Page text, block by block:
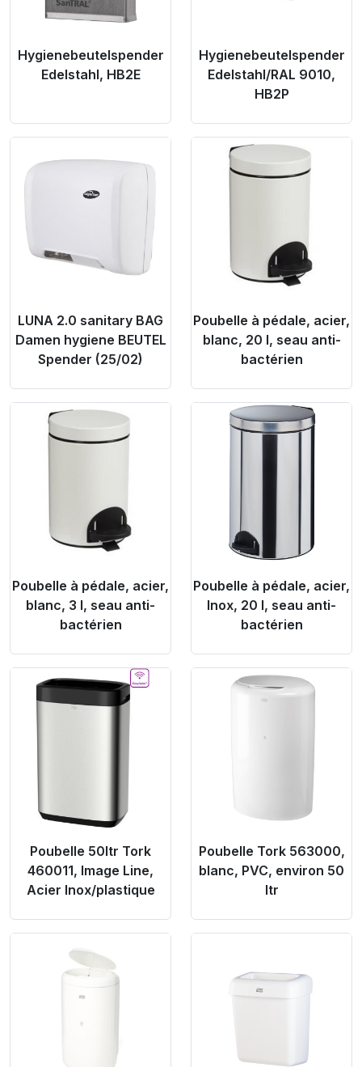
Hygienebeutelspender
Edelstahl, HB2E
Hygienebeutelspender
Edelstahl/RAL 9010,
HB2P
Product Link
LUNA 2.0 sanitary BAG
Damen hygiene BEUTEL
Spender (25/02)
Product Link
Poubelle à pédale, acier,
blanc, 20 l, seau anti-
bactérien
Product Link
Poubelle à pédale, acier,
blanc, 3 l, seau anti-
bactérien
Product Link
Poubelle à pédale, acier,
Inox, 20 l, seau anti-
bactérien
Product Link
Poubelle 50ltr Tork
460011, Image Line,
Acier Inox/plastique
Product Link
Poubelle Tork 563000,
blanc, PVC, environ 50
ltr
Product Link